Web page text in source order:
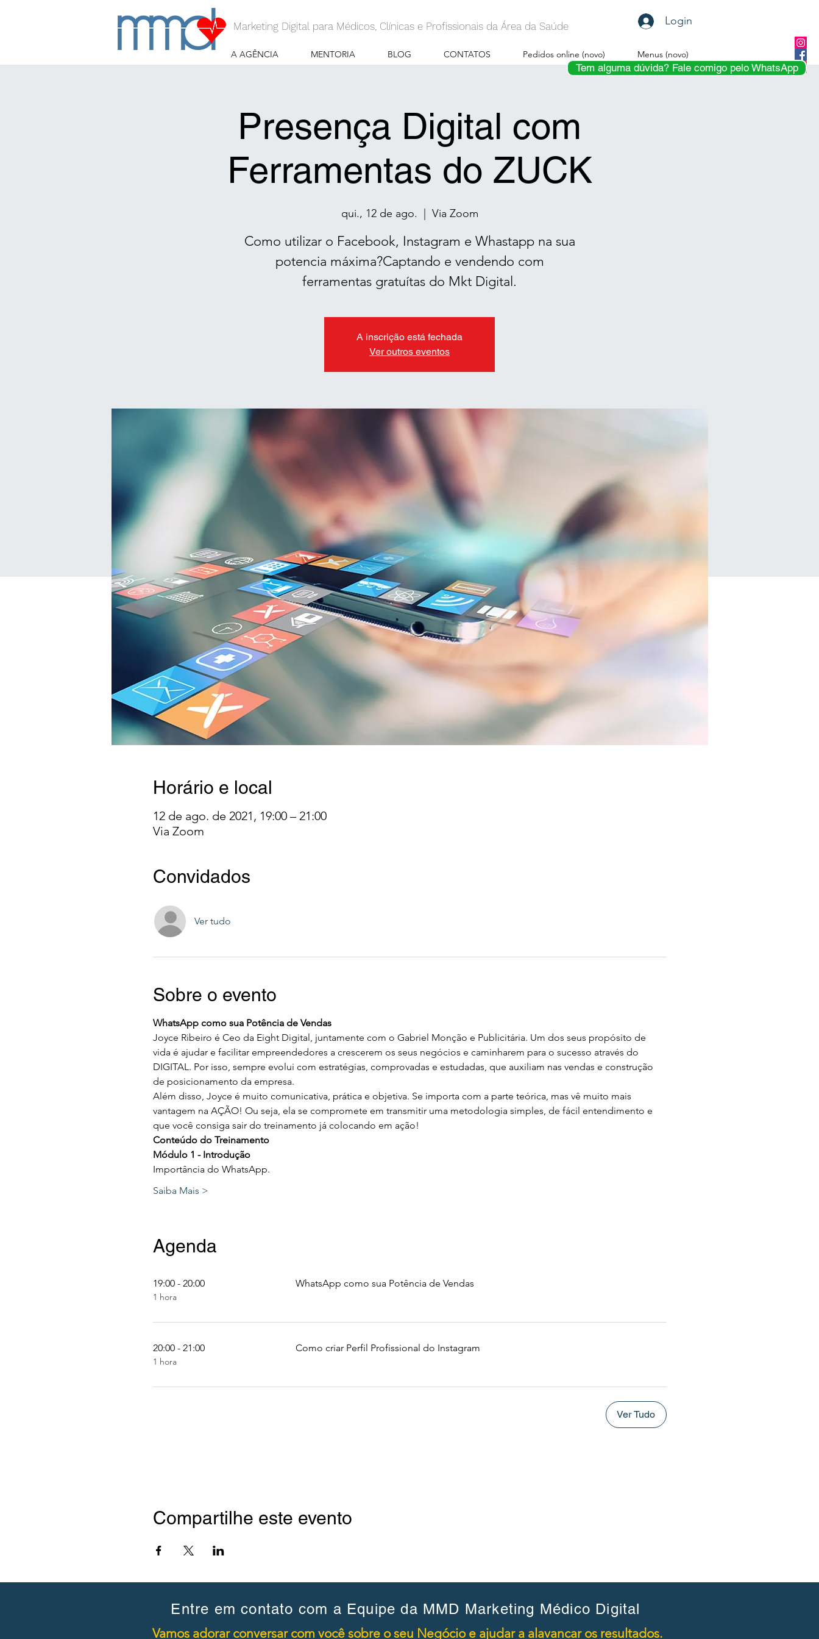
Tem alguma dúvida? Fale comigo pelo WhatsApp
Marketing Digital para Médicos, Clínicas e Profissionais da Área da Saúde Login
A AGÊNCIA MENTORIA BLOG CONTATOS Pedidos online (novo) Menus (novo)
Presença Digital com
Ferramentas do ZUCK
qui., 12 de ago. Via Zoom
Como utilizar o Facebook, Instagram e Whastapp na sua
potencia máxima?Captando e vendendo com
ferramentas gratuítas do Mkt Digital.
A inscrição está fechada
Ver outros eventos
Horário e local
12 de ago. de 2021, 19:00 – 21:00
Via Zoom
Convidados
Ver tudo
Sobre o evento
WhatsApp como sua Potência de Vendas
Joyce Ribeiro é Ceo da Eight Digital, juntamente com o Gabriel Monção e Publicitária. Um dos seus propósito de
vida é ajudar e facilitar empreendedores a crescerem os seus negócios e caminharem para o sucesso através do
DIGITAL. Por isso, sempre evolui com estratégias, comprovadas e estudadas, que auxiliam nas vendas e construção
de posicionamento da empresa.
Além disso, Joyce é muito comunicativa, prática e objetiva. Se importa com a parte teórica, mas vê muito mais
vantagem na AÇÃO! Ou seja, ela se compromete em transmitir uma metodologia simples, de fácil entendimento e
que você consiga sair do treinamento já colocando em ação!
Conteúdo do Treinamento
Módulo 1 - Introdução
Importância do WhatsApp.
Saiba Mais >
Agenda
19:00 - 20:00
1 hora
WhatsApp como sua Potência de Vendas
20:00 - 21:00
1 hora
Como criar Perfil Profissional do Instagram
Ver Tudo
Compartilhe este evento
Entre em contato com a Equipe da MMD Marketing Médico Digital
Vamos adorar conversar com você sobre o seu Negócio e ajudar a alavancar os resultados.